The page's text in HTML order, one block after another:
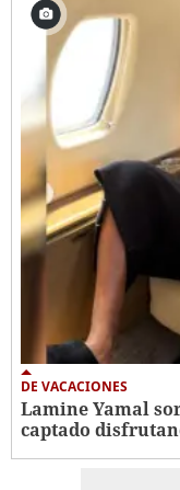
DE VACACIONES
Lamine Yamal
captado